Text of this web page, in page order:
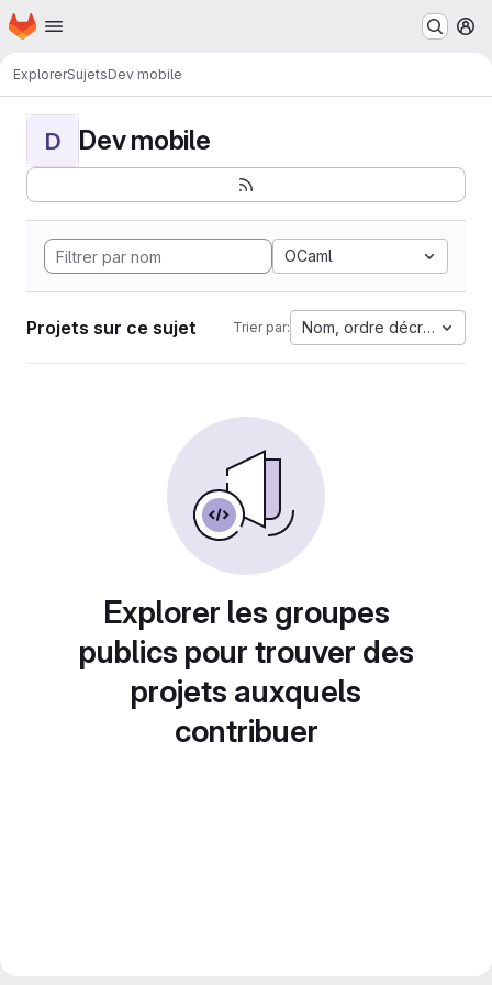
Passer au contenu principal
Page d'accueil
ExplorerSujetsDev mobile
D Dev mobile
OCaml
Projets sur ce sujet Trier par: Nom, ordre décroissant
Explorer les groupes
publics pour trouver des
projets auxquels
contribuer